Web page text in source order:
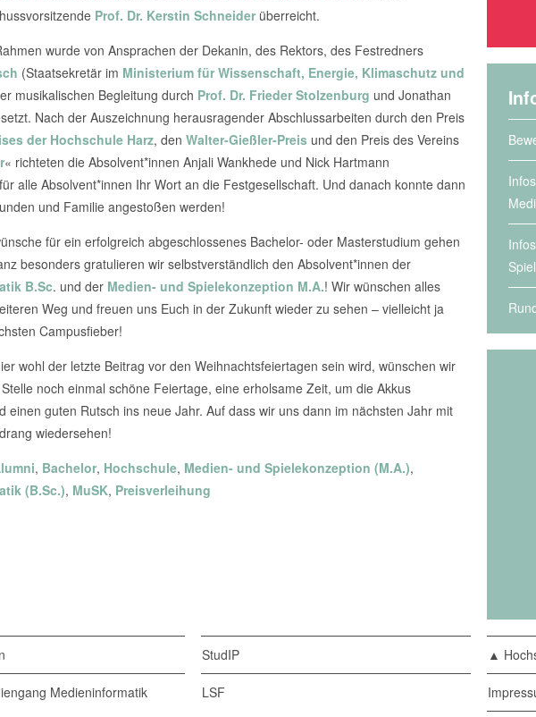
Prof. Dr. Kerstin Schneider überreicht.
wurde von Ansprachen der Dekanin, des Rektors, des Festredners
(Staatsekretär im Ministerium für Wissenschaft, Energie, Klimaschutz und
musikalischen Begleitung durch Prof. Dr. Frieder Stolzenburg und Jonathan
Nach der Auszeichnung herausragender Abschlussarbeiten durch den Preis
der Hochschule Harz, den Walter-Gießler-Preis und den Preis des Vereins
« richteten die Absolvent*innen Anjali Wankhede und Nick Hartmann
alle Absolvent*innen Ihr Wort an die Festgesellschaft. Und danach konnte dann
und Familie angestoßen werden!
für ein erfolgreich abgeschlossenes Bachelor- oder Masterstudium gehen
besonders gratulieren wir selbstverständlich den Absolvent*innen der
B.Sc. und der Medien- und Spielekonzeption M.A.! Wir wünschen alles
Weg und freuen uns Euch in der Zukunft wieder zu sehen – vielleicht ja
Campusfieber!
wohl der letzte Beitrag vor den Weihnachtsfeiertagen sein wird, wünschen wir
noch einmal schöne Feiertage, eine erholsame Zeit, um die Akkus
einen guten Rutsch ins neue Jahr. Auf dass wir uns dann im nächsten Jahr mit
wiedersehen!
, Bachelor, Hochschule, Medien- und Spielekonzeption (M.A.),
(B.Sc.), MuSK, Preisverleihung
Medieninformatik
StudIP
LSF
▲